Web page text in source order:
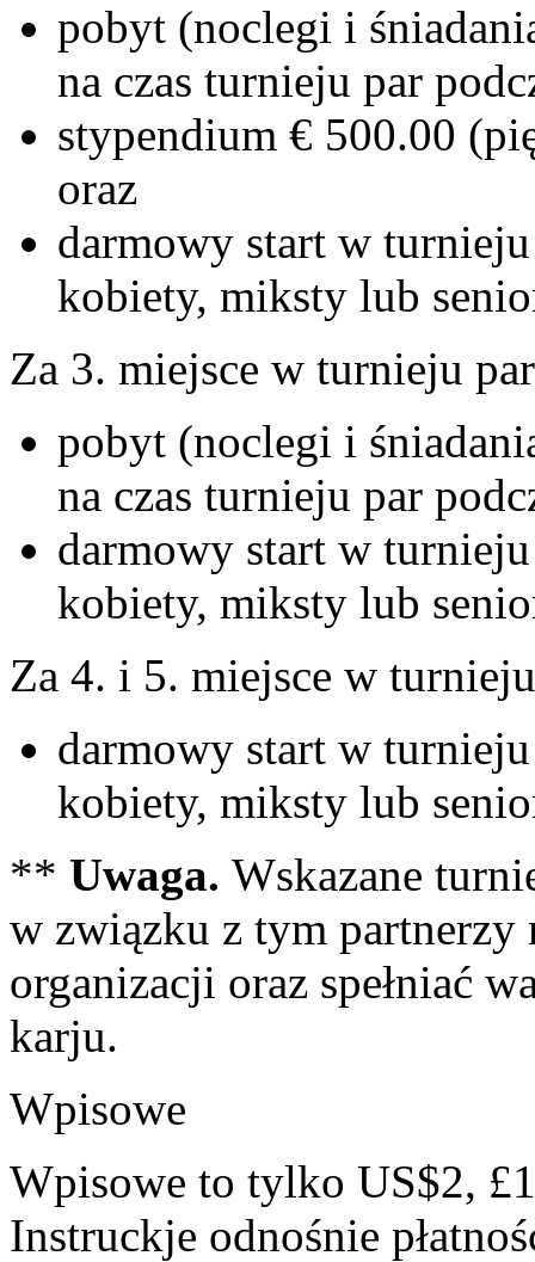
pobyt (noclegi i
na czas turnieju par
stypendium € 500.00
oraz
darmowy start w
kobiety, miksty lub
Za 3. miejsce w turnieju
pobyt (noclegi i
na czas turnieju par
darmowy start w
kobiety, miksty lub
Za 4. i 5. miejsce w
darmowy start w
kobiety, miksty lub
** Uwaga. Wskazane
w związku z tym partnerzy
organizacji oraz spełniać
karju.
Wpisowe
Wpisowe to tylko US$2,
Instruckje odnośnie